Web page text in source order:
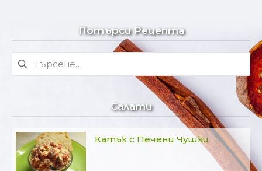
Потърси Рецепта
Търсене
за:
Салати
Катък с Печени Чушки